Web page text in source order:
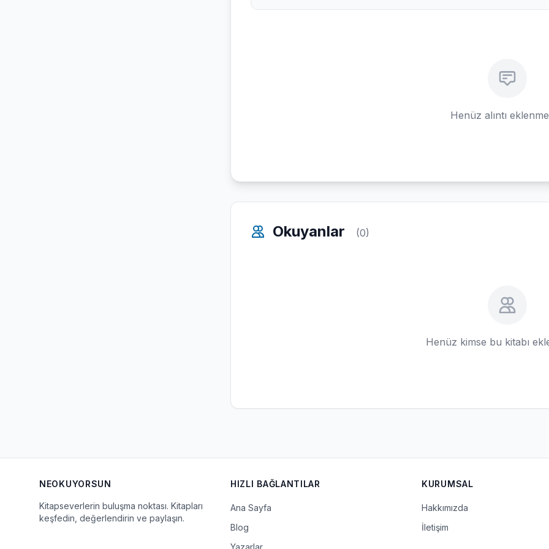
Henüz alıntı
Okuyanlar (0)
Henüz kimse bu kitabı
NEOKUYORSUN
Kitapseverlerin buluşma noktası. Kitapları
keşfedin, değerlendirin ve paylaşın.
HIZLI BAĞLANTILAR
Ana Sayfa
Blog
Yazarlar
KURUMSAL
Hakkımızda
İletişim